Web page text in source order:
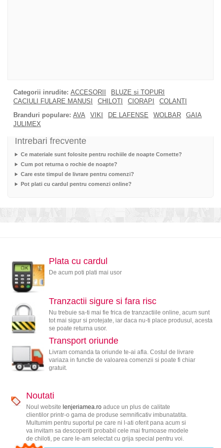
Categorii inrudite: ACCESORII
BLUZE si TOPURI
CACIULI FULARE MANUSI
CHILOTI CIORAPI
COLANTI
Branduri populare: AVA VIKI DE LAFENSE WOLBAR
GAIA
JULIMEX
Intrebari frecvente
Ce materiale sunt folosite pentru rochiile de noapte Cornette?
Cum pot returna o rochie de noapte?
Care este timpul de livrare pentru comenzi?
Pot plati cu cardul pentru comenzi online?
Plata cu cardul
De acum poti plati mai usor
Tranzactii sigure si fara risc
Nu trebuie sa-ti mai fie frica de tranzactiile online, acum sunt
tot mai sigur si protejate, iar daca nu-ti place produsul, acesta
se poate returna usor.
Transport oriunde
Livram comanda ta oriunde te-ai afla. Costul de livrare
variaza in functie de valoarea comenzii si poate fi chiar
gratuit.
Noutati
Noul website lenjeriamea.roaduce un plus de calitate
clientilor printr-o gama de produse semnificativ imbunatatita.
Multumim pentru suportul pe care ni l-ati oferit pana acum si
va invitam sa descoperiti probabil cele mai frumoase modele
de chiloti, pe care le-am selectat cu grija special pentru voi.